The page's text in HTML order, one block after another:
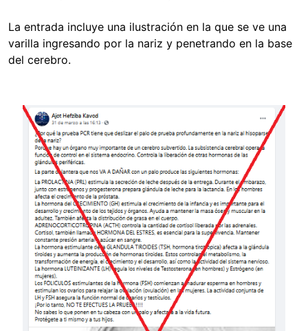
La entrada incluye una ilustración en la que se ve una
varilla ingresando por la nariz y penetrando en la base
del cerebro.
Image